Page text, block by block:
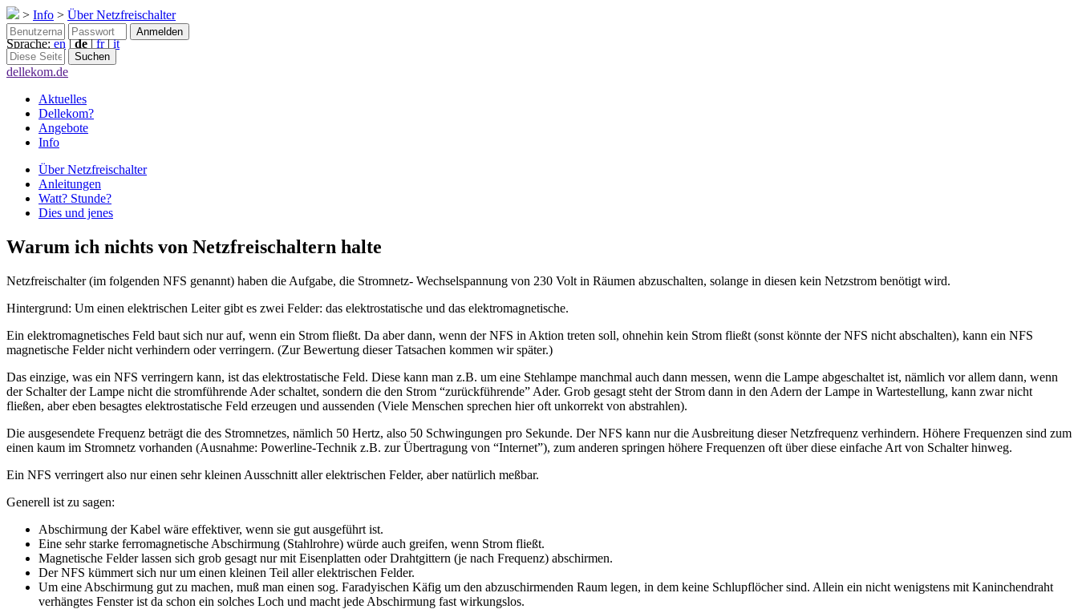
> Info > Über Netzfreischalter
Sprache:en |de|fr|it
dellekom.de
Aktuelles
Dellekom?
Angebote
Info
Über Netzfreischalter
Anleitungen
Watt? Stunde?
Dies und jenes
Warum ich nichts von Netzfreischaltern halte
Netzfreischalter (im folgenden NFS genannt) haben die Aufgabe, die Stromnetz- Wechselspannung von 230 Volt in Räumen abzuschalten, solange in diesen kein Netzstrom benötigt wird.
Hintergrund: Um einen elektrischen Leiter gibt es zwei Felder: das elektrostatische und das elektromagnetische.
Ein elektromagnetisches Feld baut sich nur auf, wenn ein Strom fließt. Da aber dann, wenn der NFS in Aktion treten soll, ohnehin kein Strom fließt (sonst könnte der NFS nicht abschalten), kann ein NFS
magnetische Felder nicht verhindern oder verringern. (Zur Bewertung dieser Tatsachen kommen wir später.)
Das einzige, was ein NFS verringern kann, ist das elektrostatische Feld. Diese kann man z.B. um eine Stehlampe manchmal auch dann messen, wenn die Lampe abgeschaltet ist, nämlich vor allem dann, wenn
der Schalter der Lampe nicht die stromführende Ader schaltet, sondern die den Strom “zurückführende” Ader. Grob gesagt steht der Strom dann in den Adern der Lampe in Wartestellung, kann zwar nicht
fließen, aber eben besagtes elektrostatische Feld erzeugen und aussenden (Viele Menschen sprechen hier oft unkorrekt von abstrahlen).
Die ausgesendete Frequenz beträgt die des Stromnetzes, nämlich 50 Hertz, also 50 Schwingungen pro Sekunde. Der NFS kann nur die Ausbreitung dieser Netzfrequenz verhindern. Höhere Frequenzen sind zum
einen kaum im Stromnetz vorhanden (Ausnahme: Powerline-Technik z.B. zur Übertragung von “Internet”), zum anderen springen höhere Frequenzen oft über diese einfache Art von Schalter hinweg.
Ein NFS verringert also nur einen sehr kleinen Ausschnitt aller elektrischen Felder, aber natürlich meßbar.
Generell ist zu sagen:
Abschirmung der Kabel wäre effektiver, wenn sie gut ausgeführt ist.
Eine sehr starke ferromagnetische Abschirmung (Stahlrohre) würde auch greifen, wenn Strom fließt.
Magnetische Felder lassen sich grob gesagt nur mit Eisenplatten oder Drahtgittern (je nach Frequenz) abschirmen.
Der NFS kümmert sich nur um einen kleinen Teil aller elektrischen Felder.
Um eine Abschirmung gut zu machen, muß man einen sog. Faradyischen Käfig um den abzuschirmenden Raum legen, in dem keine Schlupflöcher sind. Allein ein nicht wenigstens mit Kaninchendraht
verhängtes Fenster ist da schon ein solches Loch und macht jede Abschirmung fast wirkungslos.